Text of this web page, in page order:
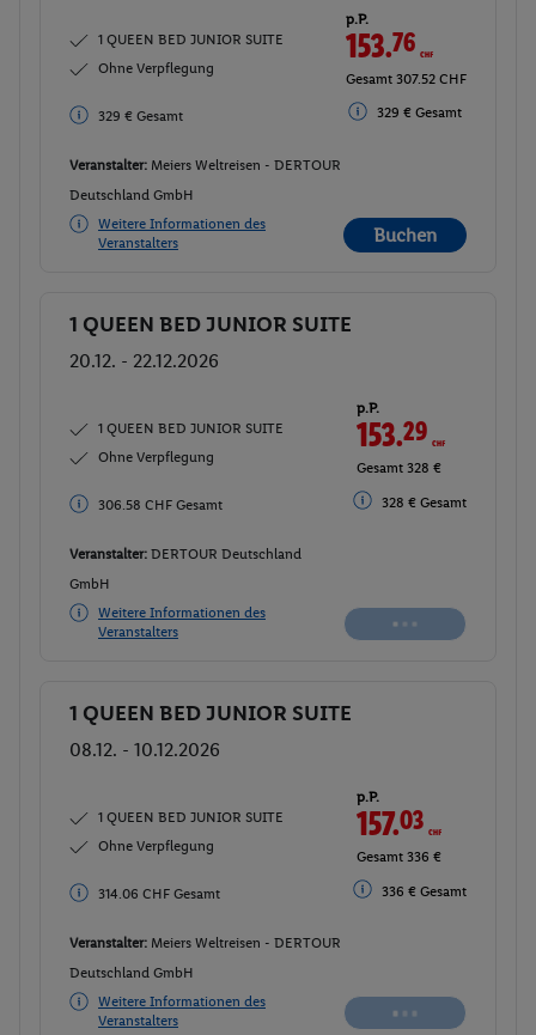
1 QUEEN BED JUNIOR SUITE
Ohne Verpflegung
329 € Gesamt
p.P.
153.76CHF
Gesamt 307.52 CHF
329 € Gesamt
Veranstalter: Meiers Weltreisen - DERTOUR
Deutschland GmbH
Weitere Informationen des
Veranstalters
Buchen
Buchen
1 QUEEN BED JUNIOR SUITE
20.12. - 22.12.2026
1 QUEEN BED JUNIOR SUITE
Ohne Verpflegung
329 € Gesamt
p.P.
153.76 CHF
Gesamt 307.52 CHF
329 € Gesamt
Veranstalter: DERTOUR Deutschland
GmbH
Weitere Informationen des
Veranstalters
Buchen
Buchen
1 QUEEN BED JUNIOR SUITE
08.12. - 10.12.2026
1 QUEEN BED JUNIOR SUITE
Ohne Verpflegung
337 € Gesamt
p.P.
157.50CHF
Gesamt 314.99 CHF
337 € Gesamt
Veranstalter: Meiers Weltreisen - DERTOUR
Deutschland GmbH
Weitere Informationen des
Veranstalters
Buchen